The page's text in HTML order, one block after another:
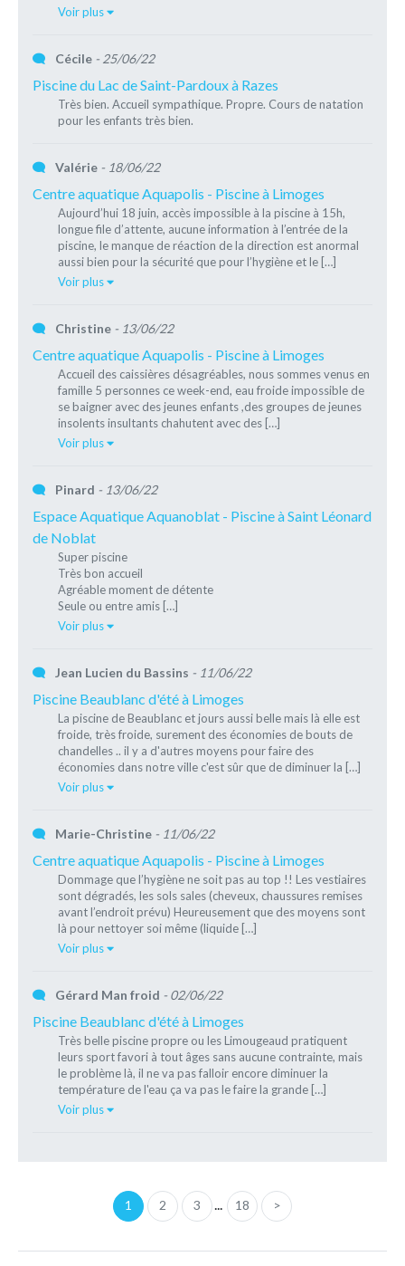
Voir plus
Cécile - 25/06/22
Piscine du Lac de Saint-Pardoux à Razes
Très bien. Accueil sympathique. Propre. Cours de natation
pour les enfants très bien.
Valérie - 18/06/22
Centre aquatique Aquapolis - Piscine à Limoges
Aujourd’hui 18 juin, accès impossible à la piscine à 15h,
longue file d’attente, aucune information à l’entrée de la
piscine, le manque de réaction de la direction est anormal
aussi bien pour la sécurité que pour l’hygiène et le […]
Voir plus
Christine - 13/06/22
Centre aquatique Aquapolis - Piscine à Limoges
Accueil des caissières désagréables, nous sommes venus en
famille 5 personnes ce week-end, eau froide impossible de
se baigner avec des jeunes enfants ,des groupes de jeunes
insolents insultants chahutent avec des […]
Voir plus
Pinard - 13/06/22
Espace Aquatique Aquanoblat - Piscine à Saint Léonard
de Noblat
Super piscine
Très bon accueil
Agréable moment de détente
Seule ou entre amis […]
Voir plus
Jean Lucien du Bassins - 11/06/22
Piscine Beaublanc d'été à Limoges
La piscine de Beaublanc et jours aussi belle mais là elle est
froide, très froide, surement des économies de bouts de
chandelles .. il y a d'autres moyens pour faire des
économies dans notre ville c'est sûr que de diminuer la […]
Voir plus
Marie-Christine - 11/06/22
Centre aquatique Aquapolis - Piscine à Limoges
Dommage que l’hygiène ne soit pas au top !! Les vestiaires
sont dégradés, les sols sales (cheveux, chaussures remises
avant l’endroit prévu) Heureusement que des moyens sont
là pour nettoyer soi même (liquide […]
Voir plus
Gérard Man froid - 02/06/22
Piscine Beaublanc d'été à Limoges
Très belle piscine propre ou les Limougeaud pratiquent
leurs sport favori à tout âges sans aucune contrainte, mais
le problème là, il ne va pas falloir encore diminuer la
température de l'eau ça va pas le faire la grande […]
Voir plus
1 2 3 ... 18 >